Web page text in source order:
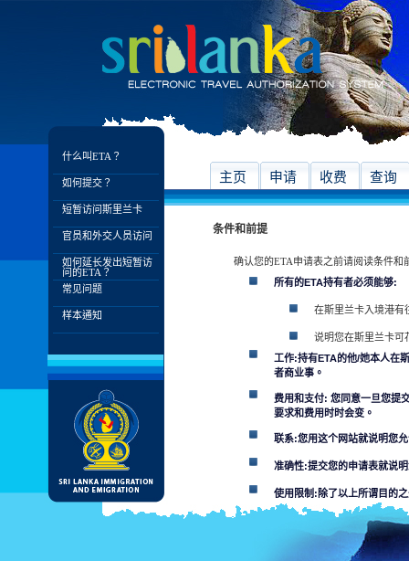
什么叫ETA？
如何提交？
短暂访问斯里兰卡
官员和外交人员访问
如何延长发出短暂访
问的ETA？
常见问题
样本通知
主页 申请 收费 查询
条件和前提
确认您的ETA申请表之前请阅读条件和
所有的ETA持有者必须能够:
在斯里兰卡入境港有
说明您在斯里兰卡可
工作:持有ETA的他/她本人在
者商业事。
费用和支付: 您同意一旦您提
要求和费用时时会变。
联系:您用这个网站就说明您
准确性:提交您的申请表就说
使用限制:除了以上所谓目的
用这个网站您便就接受